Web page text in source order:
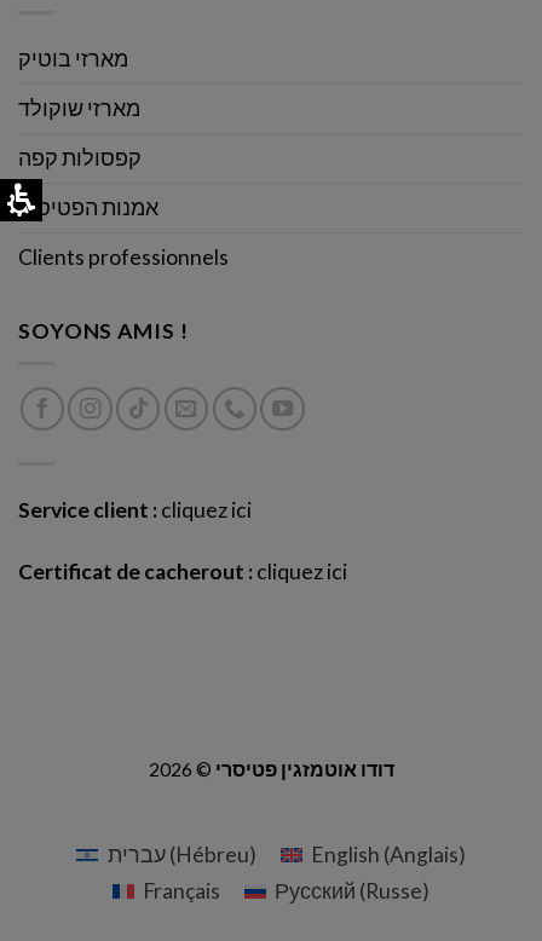
מארזי בוטיק
מארזי שוקולד
קפסולות קפה
אמנות הפטיסרי
Clients professionnels
SOYONS AMIS !
Service client :cliquez ici
Certificat de cacherout :cliquez ici
2026 © דודו אוטמזגין פטיסרי
עברית(Hébreu) English (Anglais)
Français
Русский (Russe)